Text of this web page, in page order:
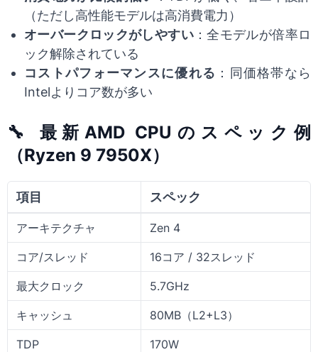
（ただし高性能モデルは高消費電力）
オーバークロックがしやすい：全モデルが倍率ロ
ック解除されている
コストパフォーマンスに優れる ：同価格帯なら
Intelよりコア数が多い
🔧 最新AMD CPUのスペック例
（Ryzen 9 7950X）
項目 スペック
アーキテクチャ Zen 4
コア/スレッド 16コア / 32スレッド
最大クロック 5.7GHz
キャッシュ 80MB（L2+L3）
TDP 170W